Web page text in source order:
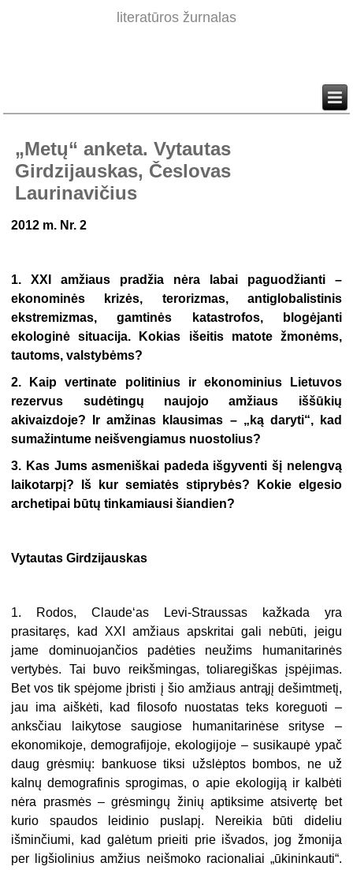
literatūros žurnalas
„Metų“ anketa. Vytautas
Girdzijauskas, Česlovas
Laurinavičius
2012 m. Nr. 2
1. XXI amžiaus pradžia nėra labai paguodžianti –
ekonominės krizės, terorizmas, antiglobalistinis
ekstremizmas, gamtinės katastrofos, blogėjanti
ekologinė situacija. Kokias išeitis matote žmonėms,
tautoms, valstybėms?
2. Kaip vertinate politinius ir ekonominius Lietuvos
rezervus sudėtingų naujojo amžiaus iššūkių
akivaizdoje? Ir amžinas klausimas – „ką daryti“, kad
sumažintume neišvengiamus nuostolius?
3. Kas Jums asmeniškai padeda išgyventi šį nelengvą
laikotarpį? Iš kur semiatės stiprybės? Kokie elgesio
archetipai būtų tinkamiausi šiandien?
Vytautas Girdzijauskas
1. Rodos, Claude‘as Levi-Straussas kažkada yra
prasitaręs, kad XXI amžiaus apskritai gali nebūti, jeigu
jame dominuojančios padėties neužims humanitarinės
vertybės. Tai buvo reikšmingas, toliaregiškas įspėjimas.
Bet vos tik spėjome įbristi į šio amžiaus antrąjį dešimtmetį,
jau ima aiškėti, kad filosofo nuostatas teks koreguoti –
anksčiau laikytose saugiose humanitarinėse srityse –
ekonomikoje, demografijoje, ekologijoje – susikaupė ypač
daug grėsmių: bankuose tiksi užslėptos bombos, ne už
kalnų demografinis sprogimas, o apie ekologiją ir kalbėti
nėra prasmės – grėsmingų žinių aptiksime atsivertę bet
kurio spaudos leidinio puslapį. Nereikia būti dideliu
išminčiumi, kad galėtum prieiti prie išvados, jog žmonija
per ligšiolinius amžius neišmoko racionaliai „ūkininkauti“.